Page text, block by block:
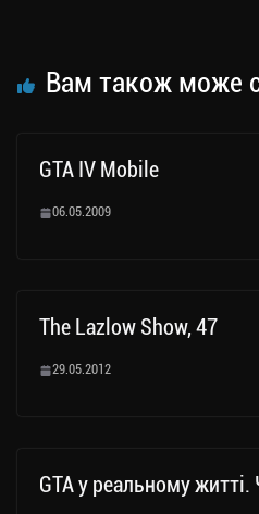
Вам також може
GTA IV Mobile
06.05.2009
The Lazlow Show, 47
29.05.2012
GTA у реальному житті.